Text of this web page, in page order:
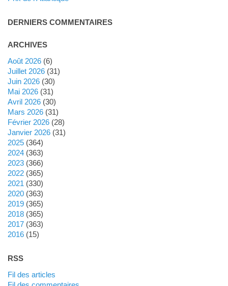
DERNIERS COMMENTAIRES
ARCHIVES
août 2026(6)
juillet 2026(31)
juin 2026(30)
mai 2026(31)
avril 2026(30)
mars 2026(31)
février 2026(28)
janvier 2026(31)
2025(364)
2024(363)
2023(366)
2022(365)
2021 (330)
2020(363)
2019(365)
2018(365)
2017(363)
2016(15)
RSS
Fil des articles